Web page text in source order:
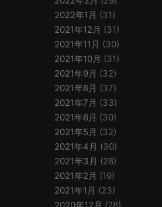
2022年1月 (31)
2021年12月 (31)
2021年11月 (30)
2021年10月 (31)
2021年9月 (32)
2021年8月 (37)
2021年7月 (33)
2021年6月 (30)
2021年5月 (32)
2021年4月 (30)
2021年3月 (28)
2021年2月 (19)
2021年1月 (23)